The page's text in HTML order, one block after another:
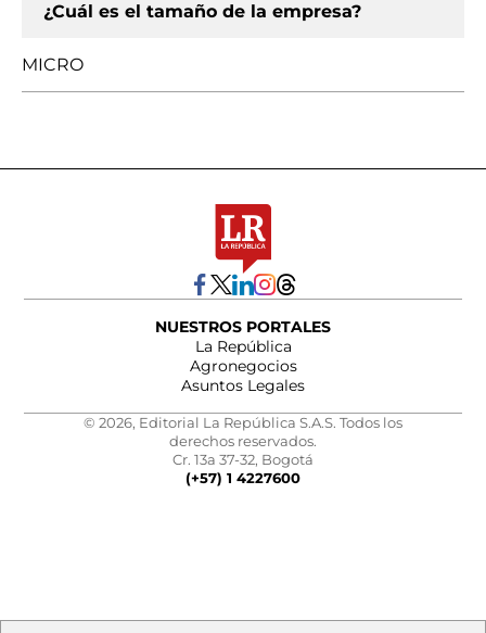
¿Cuál es el tamaño de la empresa?
MICRO
NUESTROS PORTALES
La República
Agronegocios
Asuntos Legales
© 2026, Editorial La República S.A.S. Todos los
derechos reservados.
Cr. 13a 37-32, Bogotá
(+57) 1 4227600